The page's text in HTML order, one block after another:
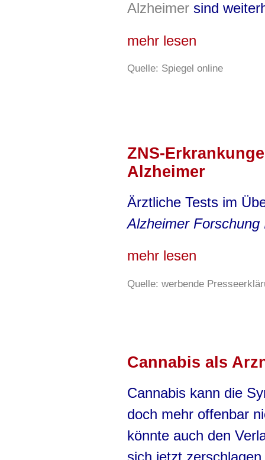
Alzheimer sind
mehr lesen
Quelle: Spiegel online
ZNS-
Alzheimer
Ärztliche Tests im
Alzheimer
mehr lesen
Quelle: werbende
Cannabis als
Cannabis kann die
doch mehr offenbar
könnte auch den